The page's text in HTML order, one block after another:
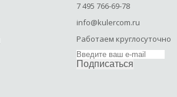
7 495 766-69-78
info@kulercom.ru
Работаем круглосуточно
Подписаться